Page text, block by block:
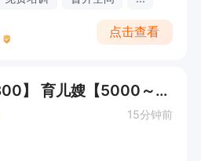
点击查看
月嫂【7800～15800】 育儿嫂【5000～12000】
15分钟前